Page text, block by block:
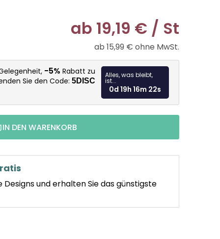
ab 19,19 € / St
ab 15,99 € ohne MwSt.
-5% Rabatt zu
Sie den Code: 5DISC
Alles, was bleibt,
ist...
0d 19h 16m 21s
IN DEN WARENKORB
Designs und erhalten Sie das günstigste